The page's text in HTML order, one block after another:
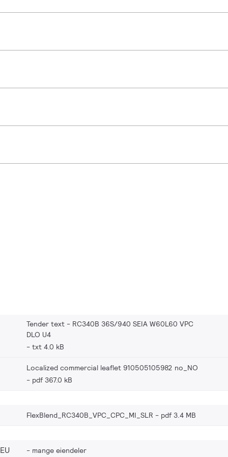
Tender text - RC340B 36S/940 SEIA W60L60 VPC
DLO U4
txt 4.0 kB
Localized commercial leaflet 910505105982 no_NO
pdf 367.0 kB
FlexBlend_RC340B_VPC_CPC_MI_SLR pdf 3.4 MB
mange eiendeler